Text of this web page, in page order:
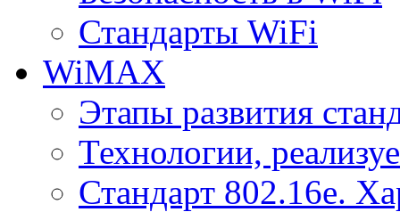
Стандарты WiFi
WiMAX
Этапы развития
Технологии,
Стандарт 802.16е.